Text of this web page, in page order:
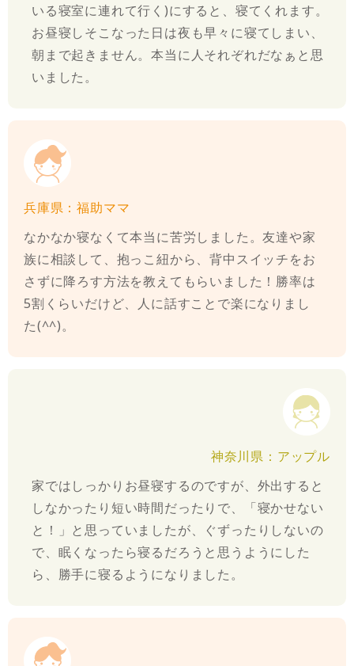
いる寝室に連れて行く)にすると、寝てくれます。
お昼寝しそこなった日は夜も早々に寝てしまい、
朝まで起きません。本当に人それぞれだなぁと思
いました。
兵庫県：福助ママ
なかなか寝なくて本当に苦労しました。友達や家
族に相談して、抱っこ紐から、背中スイッチをお
さずに降ろす方法を教えてもらいました！勝率は
5割くらいだけど、人に話すことで楽になりまし
た(^^)。
神奈川県：アップル
家ではしっかりお昼寝するのですが、外出すると
しなかったり短い時間だったりで、「寝かせない
と！」と思っていましたが、ぐずったりしないの
で、眠くなったら寝るだろうと思うようにした
ら、勝手に寝るようになりました。